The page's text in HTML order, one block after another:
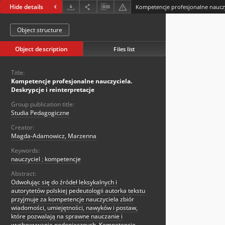
Hide details
Object structure
Object description Files list
Title:
Kompetencje profesjonalne nauczyciela.
Deskrypcje i reinterpretacje
Group publication title:
Studia Pedagogiczne
Creator:
Magda-Adamowicz, Marzenna
Keywords:
nauczyciel ; kompetencje
Abstract:
Odwołując się do źródeł leksykalnych i
autorytetów polskiej pedeutologii autorka tekstu
przyjmuje za kompetencje nauczyciela zbiór
wiadomości, umiejętności, nawyków i postaw,
które pozwalają na sprawne nauczanie i